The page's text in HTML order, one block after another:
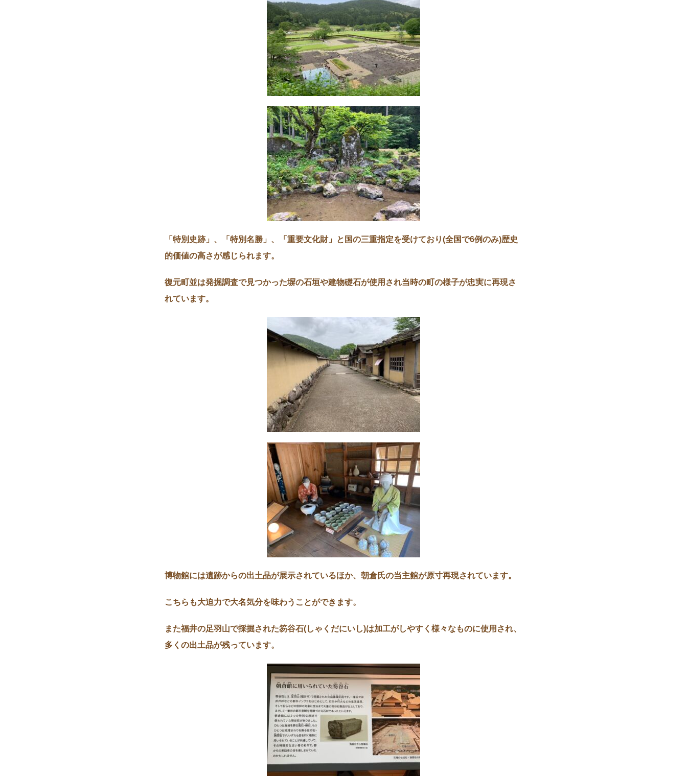
「特別史跡」、「特別名勝」、「重要文化財」と国の三重指定を受けており(全国で6例のみ)歴史
的価値の高さが感じられます。
復元町並は発掘調査で見つかった塀の石垣や建物礎石が使用され当時の町の様子が忠実に再現さ
れています。
博物館には遺跡からの出土品が展示されているほか、朝倉氏の当主館が原寸再現されています。
こちらも大迫力で大名気分を味わうことができます。
また福井の足羽山で採掘された笏谷石(しゃくだにいし)は加工がしやすく様々なものに使用され、
多くの出土品が残っています。